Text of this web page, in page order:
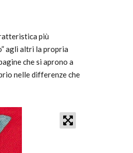
più
agli altri la propria
che si aprono a
nelle differenze che